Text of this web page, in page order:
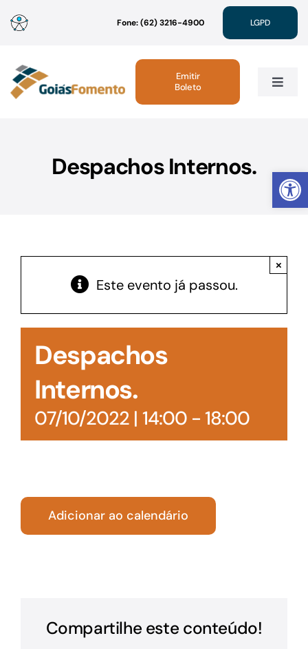
Abrir
para
conteúdo
Fone: (62) 3216-4900 LGPD
Toggle
Linhas de Crédito
Acesso à Informação
Emitir
Boleto
Despachos Internos.
Este evento já passou.
×
Despachos
Internos.
07/10/2022 | 14:00- 18:00
Adicionar ao calendário
Compartilhe este conteúdo!